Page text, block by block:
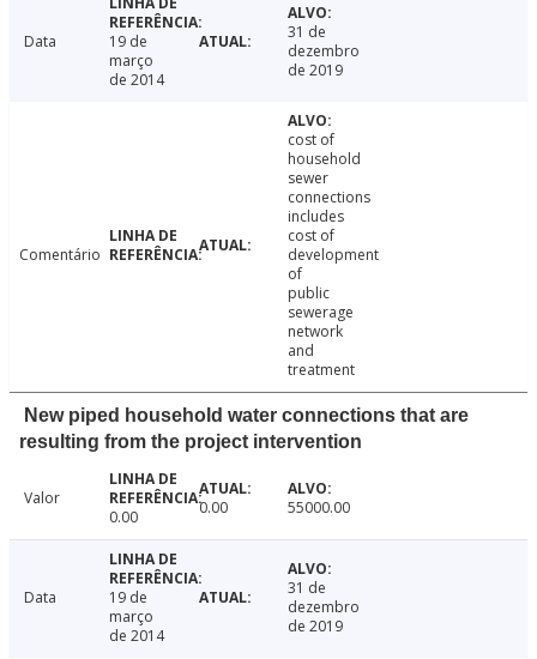
Data
19 de
março
de 2014
31 de
dezembro
de 2019
Comentário
cost of
household
sewer
connections
includes
cost of
development
of
public
sewerage
network
and
treatment
New piped household water connections that are
resulting from the project intervention
Valor
0.00
0.00 55000.00
Data
19 de
março
de 2014
31 de
dezembro
de 2019